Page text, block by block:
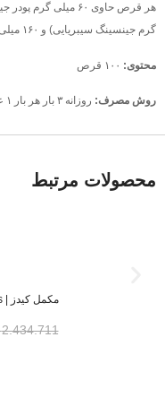
گرم جینسینگ سیبریایی) و ۱۶۰ میلی گرم پور Golden Chia
محتوی:
روش مصرف: روزانه ۳ بار هر بار ۱ عدد جویده و با آب میل شود.
محصولات مرتبط
مکمل کیدز | Forever Kids multi vitamins
2.434.711